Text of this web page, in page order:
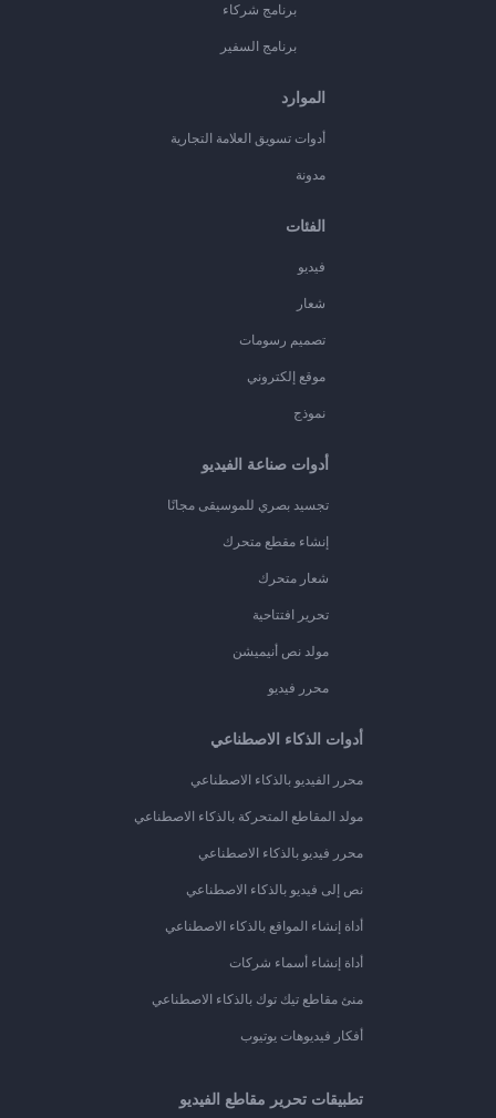
برنامج شركاء
برنامج السفير
الموارد
أدوات تسويق العلامة التجارية
مدونة
الفئات
فيديو
شعار
تصميم رسومات
موقع إلكتروني
نموذج
أدوات صناعة الفيديو
تجسيد بصري للموسيقى مجانًا
إنشاء مقطع متحرك
شعار متحرك
تحرير افتتاحية
مولد نص أنيميشن
محرر فيديو
أدوات الذكاء الاصطناعي
محرر الفيديو بالذكاء الاصطناعي
مولد المقاطع المتحركة بالذكاء الاصطناعي
محرر فيديو بالذكاء الاصطناعي
نص إلى فيديو بالذكاء الاصطناعي
أداة إنشاء المواقع بالذكاء الاصطناعي
أداة إنشاء أسماء شركات
منئ مقاطع تيك توك بالذكاء الاصطناعي
أفكار فيديوهات يوتيوب
تطبيقات تحرير مقاطع الفيديو